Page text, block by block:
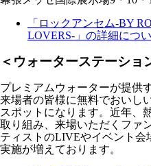
「ロックアンセム-BY
LOVERS-」の詳細につ
＜ウォーターステーショ
プレミアムウォーターが提供
来場者の皆様に無料でおいし
スポットになります。近年、
取り組み、来場いただくファ
ティストのLIVEやイベント
実施が増えております。